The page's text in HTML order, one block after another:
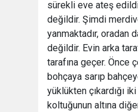
sürekli eve ateş
değildir. Şimdi
yanmaktadır, oradan
değildir. Evin arka
tarafına geçer. Önce
bohçaya sarıp
yüklükten çıkardığı
koltuğunun altına